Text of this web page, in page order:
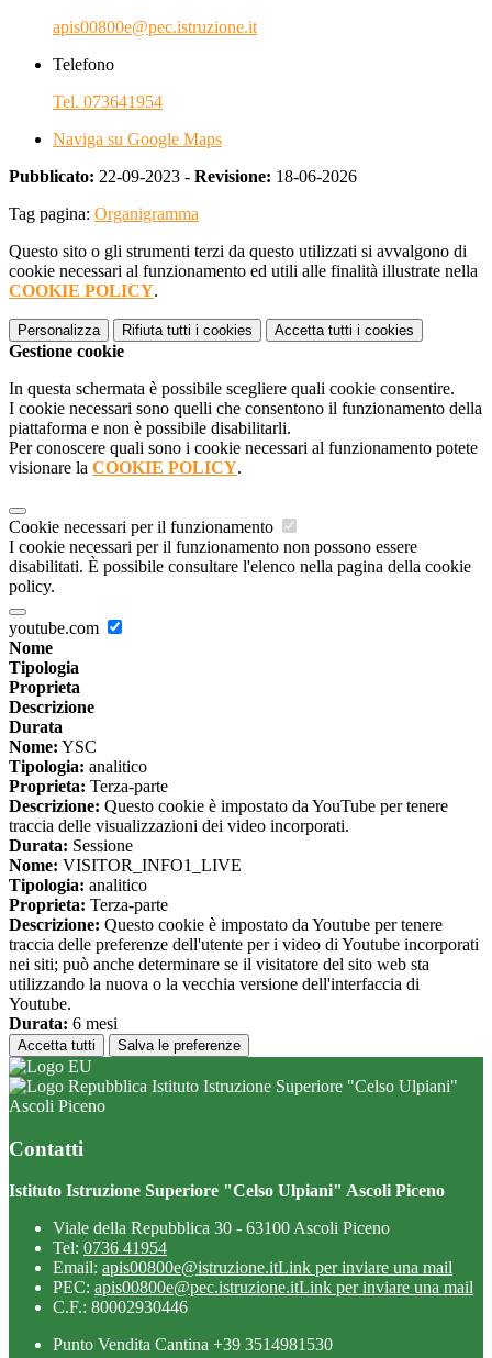
apis00800e@pec.istruzione.it
Telefono
Tel. 073641954
Naviga su Google Maps
Pubblicato: 22-09-2023 - Revisione: 18-06-2026
Tag pagina: Organigramma
Questo sito o gli strumenti terzi da questo utilizzati si avvalgono di
cookie necessari al funzionamento ed utili alle finalità illustrate nella
COOKIE POLICY.
Personalizza Rifiuta tutti i cookies Accetta tutti i cookies
Gestione cookie
In questa schermata è possibile scegliere quali cookie consentire.
I cookie necessari sono quelli che consentono il funzionamento della
piattaforma e non è possibile disabilitarli.
Per conoscere quali sono i cookie necessari al funzionamento potete
visionare la COOKIE POLICY.
Cookie necessari per il funzionamento
I cookie necessari per il funzionamento non possono essere
disabilitati. È possibile consultare l'elenco nella pagina della cookie
policy.
youtube.com
Nome
Tipologia
Proprieta
Descrizione
Durata
Nome: YSC
Tipologia: analitico
Proprieta: Terza-parte
Descrizione: Questo cookie è impostato da YouTube per tenere
traccia delle visualizzazioni dei video incorporati.
Durata: Sessione
Nome: VISITOR_INFO1_LIVE
Tipologia: analitico
Proprieta: Terza-parte
Descrizione: Questo cookie è impostato da Youtube per tenere
traccia delle preferenze dell'utente per i video di Youtube incorporati
nei siti; può anche determinare se il visitatore del sito web sta
utilizzando la nuova o la vecchia versione dell'interfaccia di
Youtube.
Durata: 6 mesi
Accetta tutti Salva le preferenze
Istituto Istruzione Superiore "Celso Ulpiani"
Ascoli Piceno
Contatti
Istituto Istruzione Superiore "Celso Ulpiani" Ascoli Piceno
Viale della Repubblica 30 - 63100 Ascoli Piceno
Tel: 0736 41954
Email: apis00800e@istruzione.itLink per inviare una mail
PEC: apis00800e@pec.istruzione.itLink per inviare una mail
C.F.: 80002930446
Punto Vendita Cantina +39 3514981530